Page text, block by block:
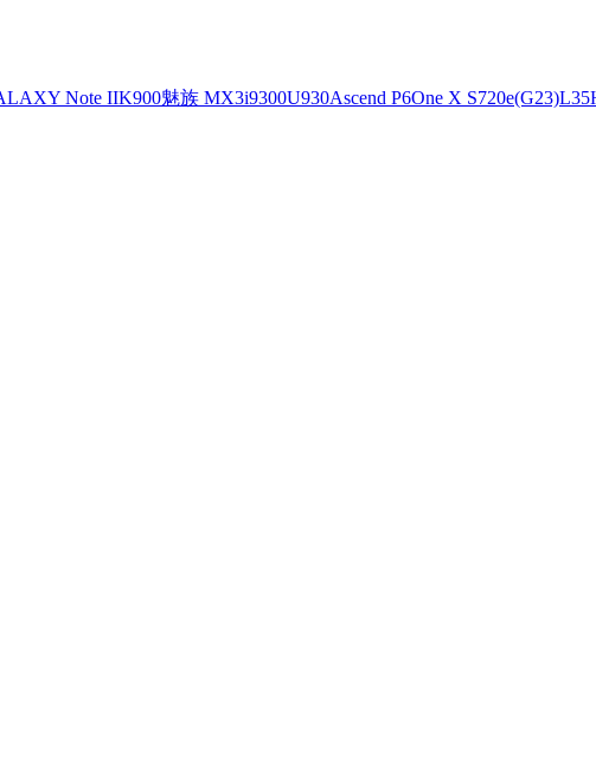
Note IIK900魅族 MX3i9300U930Ascend P6One X S720e(G23)